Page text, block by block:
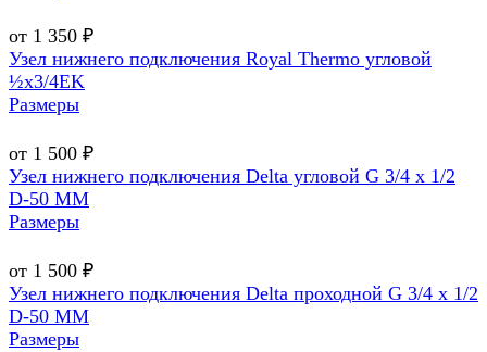
от 1 350 ₽
Узел нижнего подключения Royal Thermo угловой
½х3/4EK
Размеры
от 1 500 ₽
Узел нижнего подключения Delta угловой G 3/4 х 1/2
D-50 MM
Размеры
от 1 500 ₽
Узел нижнего подключения Delta проходной G 3/4 х 1/2
D-50 MM
Размеры